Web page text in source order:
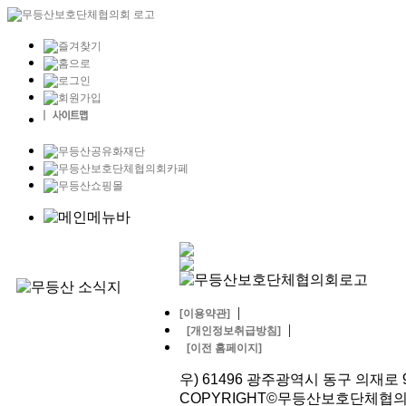
[이용약관] |
[개인정보취급방침] |
[이전 홈페이지]
우) 61496 광주광역시 동구 의재
COPYRIGHT©무등산보호단체협